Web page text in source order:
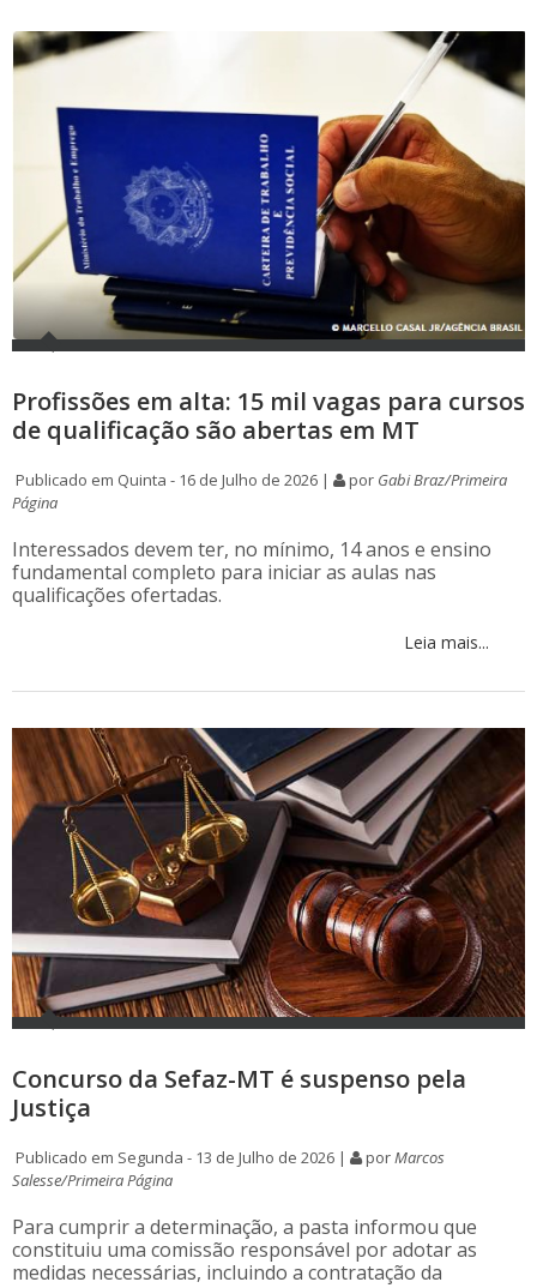
Profissões em alta: 15 mil vagas para cursos
de qualificação são abertas em MT
Publicado em Quinta - 16 de Julho de 2026 | por Gabi Braz/Primeira
Página
Interessados devem ter, no mínimo, 14 anos e ensino
fundamental completo para iniciar as aulas nas
qualificações ofertadas.
Leia mais...
Concurso da Sefaz-MT é suspenso pela
Justiça
Publicado em Segunda - 13 de Julho de 2026 | porMarcos
Salesse/Primeira Página
Para cumprir a determinação, a pasta informou que
constituiu uma comissão responsável por adotar as
medidas necessárias, incluindo a contratação da